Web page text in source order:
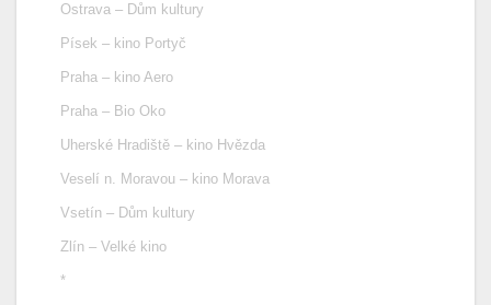
Ostrava – Dům kultury
Písek – kino Portyč
Praha ­– kino Aero
Praha – Bio Oko
Uherské Hradiště – kino Hvězda
Veselí n. Moravou – kino Morava
Vsetín – Dům kultury
Zlín – Velké kino
*